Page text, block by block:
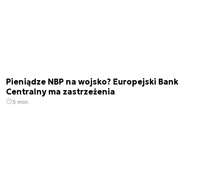
Pieniądze NBP na wojsko? Europejski Bank
Centralny ma zastrzeżenia
3 min.